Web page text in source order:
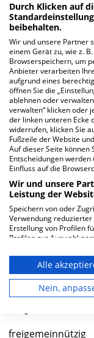
Start Für
Herzlich
Sophien- und
van-de-Velde-
in Weimar. Mit
den
19.777
Weiterlesen
Besuchszeiten
0 bis 23 Uhr
freigemeinnützig
Durch Klicken auf
beibehalten.
Wir und unsere Partner
einem Gerät zu, wie z.
Browserspeichern, um
Anbieter verarbeiten
aufgrund eines
öffnen Sie die
ablehnen oder
verwalten“ klicken oder
der linken unteren Ecke
widerrufen, klicken Sie
Fußzeile der Website
Auf dieser Seite können
Entscheidungen
Einfluss auf die
Wir und unsere
Leistung der
Speichern von oder
Verwendung
Erstellung von Profilen
Profilen zur Auswahl
personalisierter Inhalte.
Performance von
oder Kombinationen
und Verbesserung der
Auswahl von Inhalten.
die USA gesendet werden.
Ihre Einwilligung und die
Alle
Nein,